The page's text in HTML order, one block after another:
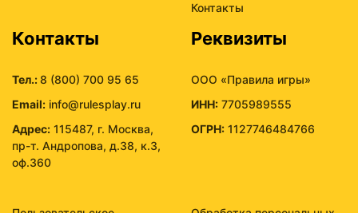
Контакты
Контакты
Тел.:8 (800) 700 95 65
Email: info@rulesplay.ru
Адрес: 115487, г. Москва,
пр-т. Андропова, д.38, к.3,
оф.360
Реквизиты
ООО «Правила игры»
ИНН: 7705989555
ОГРН: 1127746484766